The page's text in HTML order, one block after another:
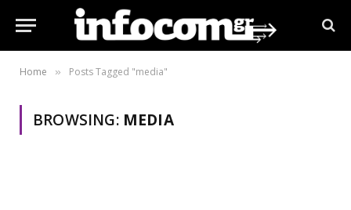
Home » Posts Tagged "media"
BROWSING: MEDIA